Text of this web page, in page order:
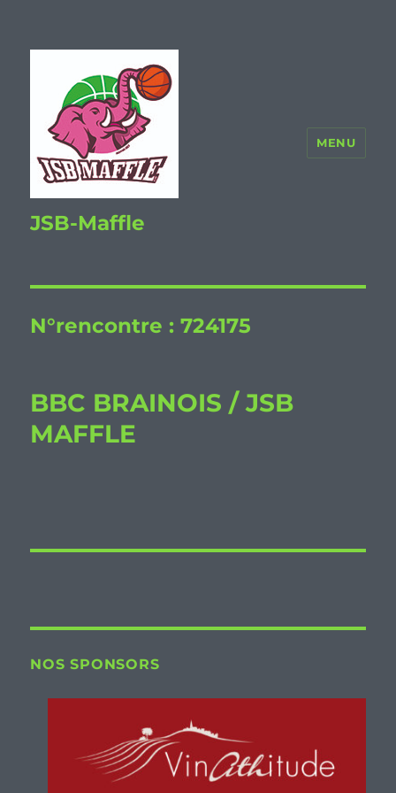
JSB-Maffle
MENU
N°rencontre :724175
BBC BRAINOIS / JSB
MAFFLE
NOS SPONSORS